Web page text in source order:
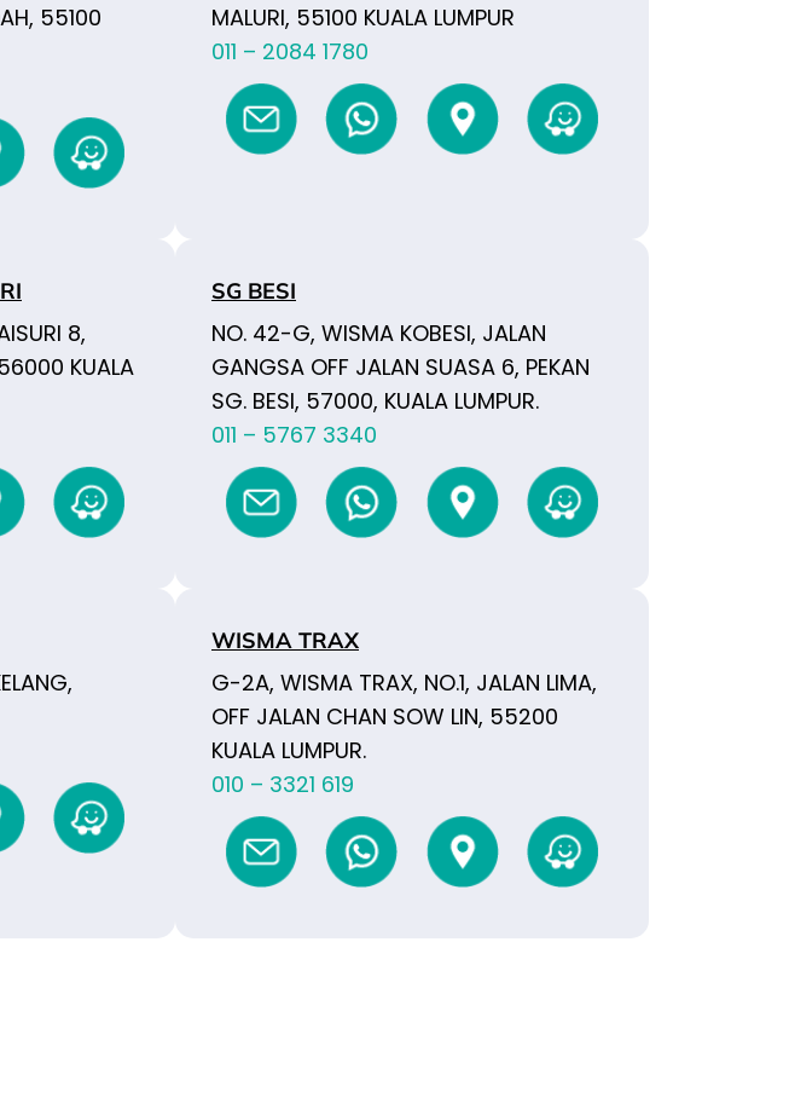
55100
MALURI, 55100 KUALA LUMPUR
011 – 2084 1780
8,
KUALA
SG BESI
NO. 42-G, WISMA KOBESI, JALAN
GANGSA OFF JALAN SUASA 6, PEKAN
SG. BESI, 57000, KUALA LUMPUR.
011 – 5767 3340
WISMA TRAX
G-2A, WISMA TRAX, NO.1, JALAN LIMA,
OFF JALAN CHAN SOW LIN, 55200
KUALA LUMPUR.
010 – 3321 619